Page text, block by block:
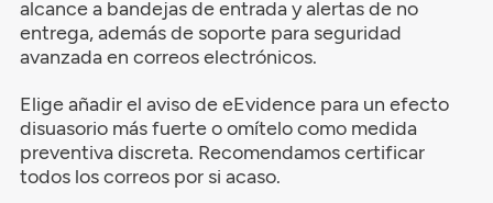
alcance a bandejas de entrada y alertas de no
entrega, además de soporte para seguridad
avanzada en correos electrónicos.
Elige añadir el aviso de eEvidence para un efecto
disuasorio más fuerte o omítelo como medida
preventiva discreta. Recomendamos certificar
todos los correos por si acaso.